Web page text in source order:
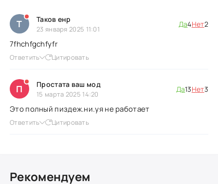
Т Таков енр
23 января 2025 11:01
Да4Нет2
7fhchfgchfyfr
Ответить Цитировать
П Простата ваш мод
15 марта 2025 14:20
Да13Нет3
Это полный пиздеж.ни.уя не работает
Ответить Цитировать
Рекомендуем